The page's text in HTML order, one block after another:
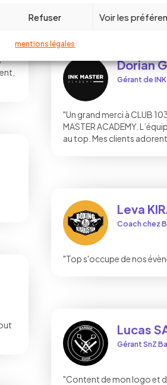
Refuser Voir les
mentions légales
Dorian G
Gérant de
"Un grand merci à CLUB
MASTER ACADEMY.
au top. Mes clients
Leva
Coach chez
"Top s'occupe de nos
Lucas
Gérant SnZ
"Content de mon logo et